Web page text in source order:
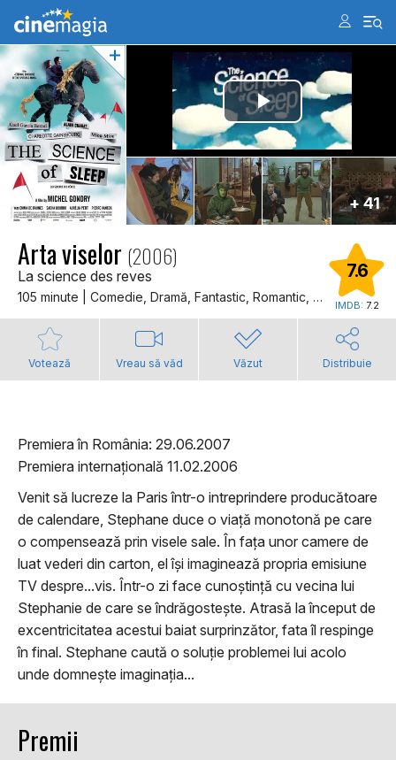
+ 41
Arta viselor (2006)
La science des reves
105 minute | Comedie, Dramă, Fantastic, Romantic, Dragoste
7.6
IMDB: 7.2
Votează Vreau să văd Văzut Distribuie
Premiera în România: 29.06.2007
Premiera internațională 11.02.2006
Venit să lucreze la Paris într-o intreprindere producătoare
de calendare, Stephane duce o viață monotonă pe care
o compensează prin visele sale. În fața unor camere de
luat vederi din carton, el își imaginează propria emisiune
TV despre...vis. Într-o zi face cunoștință cu vecina lui
Stephanie de care se îndrăgostește. Atrasă la început de
excentricitatea acestui baiat surprinzător, fata îl respinge
în final. Stephane caută o soluție problemei lui acolo
unde domnește imaginația...
Premii